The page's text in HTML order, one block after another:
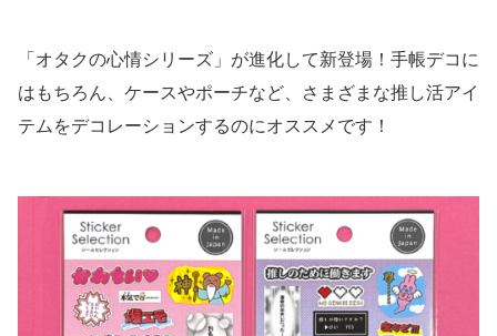
「オタクの心情シリーズ」が進化して新登場！手帳デコに
はもちろん、ケースやポーチなど、さまざまな推し活アイ
テムをデコレーションするのにオススメです！